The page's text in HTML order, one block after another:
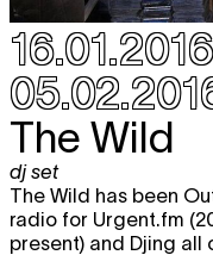
16.01.2016
The Wild
dj set
The Wild has been
radio for Urgent.fm
present) and Djing all